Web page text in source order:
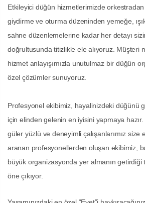
Etkileyici düğün hizmetlerimizde
giydirme ve oturma düzeninden yemeğe,
sahne düzenlemelerine kadar her detayı
doğrultusunda titizlikle ele alıyoruz. Müşteri
hizmet anlayışımızla unutulmaz bir düğün
özel çözümler sunuyoruz.
Profesyonel ekibimiz, hayalinizdeki düğünü
için elinden gelenin en iyisini yapmaya hazır.
güler yüzlü ve deneyimli çalışanlarımız size
aranan profesyonellerden oluşan ekibimiz,
büyük organizasyonda yer almanın
öne çıkıyor.